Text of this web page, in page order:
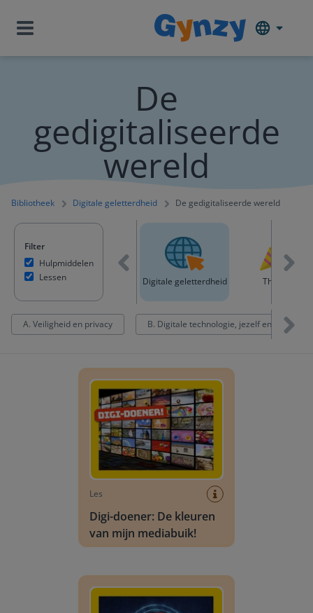
De
gedigitaliseerde
wereld
Bibliotheek Digitale geletterdheid De gedigitaliseerde wereld
Filter
Hulpmiddelen
Lessen
Bewegingsonderwijs Digitale geletterdheid Thema's
A. Veiligheid en privacy B. Digitale technologie, jezelf en de ander
Les
Digi-doener: De kleuren
van mijn mediabuik!